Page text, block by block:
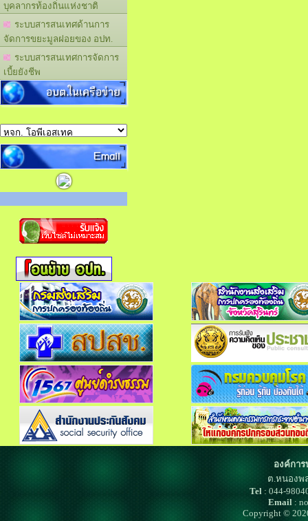
บุคลากรท้องถิ่นแห่งชาติ
ระบบสารสนเทศด้านการ
จัดการขยะมูลฝอยของ อปท.
ระบบสารสนเทศการจัดการ
เบี้ยยังชีพ
อบต.ในเครือข่าย
Email
องค์กา
ต.หนองพ
Tel : 044-
Email :
Copyright ©